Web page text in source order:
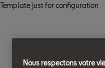
Template just for configuration
Nous respectons votre